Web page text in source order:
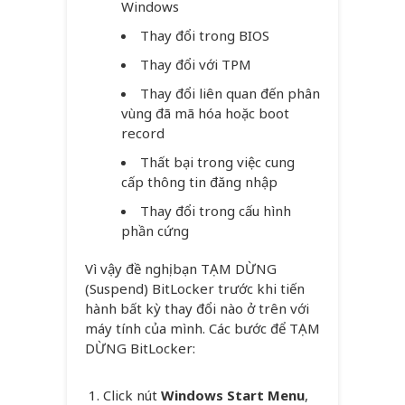
Windows
Thay đổi trong BIOS
Thay đổi với TPM
Thay đổi liên quan đến phân
vùng đã mã hóa hoặc boot
record
Thất bại trong việc cung
cấp thông tin đăng nhập
Thay đổi trong cấu hình
phần cứng
Vì vậy đề nghị bạn TẠM DỪNG
(Suspend) BitLocker trước khi tiến
hành bất kỳ thay đổi nào ở trên với
máy tính của mình. Các bước để TẠM
DỪNG BitLocker:
Click nút Windows Start Menu,